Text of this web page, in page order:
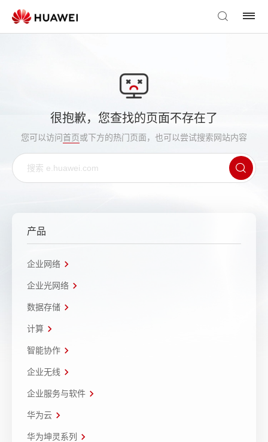
很抱歉，您查找的页面不存在了
您可以访问首页或下方的热门页面，也可以尝试搜索网站内容
产品
企业网络
企业光网络
数据存储
计算
智能协作
企业无线
企业服务与软件
华为云
华为坤灵系列